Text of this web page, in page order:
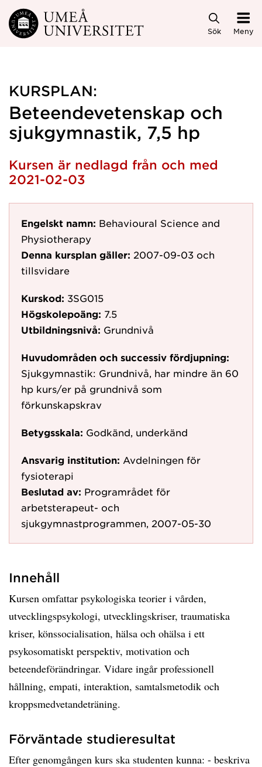
Hoppa direkt till innehållet
Sök Meny
KURSPLAN:
Beteendevetenskap och
sjukgymnastik, 7,5 hp
Kursen är nedlagd från och med
2021-02-03
Engelskt namn: Behavioural Science and
Physiotherapy
Denna kursplan gäller: 2007-09-03 och
tillsvidare
Kurskod: 3SG015
Högskolepoäng: 7.5
Utbildningsnivå: Grundnivå
Huvudområden och successiv fördjupning:
Sjukgymnastik: Grundnivå, har mindre än 60
hp kurs/er på grundnivå som
förkunskapskrav
Betygsskala: Godkänd, underkänd
Ansvarig institution: Avdelningen för
fysioterapi
Beslutad av: Programrådet för
arbetsterapeut- och
sjukgymnastprogrammen, 2007-05-30
Innehåll
Kursen omfattar psykologiska teorier i vården,
utvecklingspsykologi, utvecklingskriser, traumatiska
kriser, könssocialisation, hälsa och ohälsa i ett
psykosomatiskt perspektiv, motivation och
beteendeförändringar. Vidare ingår professionell
hållning, empati, interaktion, samtalsmetodik och
kroppsmedvetandeträning.
Förväntade studieresultat
Efter genomgången kurs ska studenten kunna: - beskriva